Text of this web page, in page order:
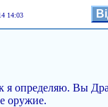
14:03
я определяю. Вы
оружие.